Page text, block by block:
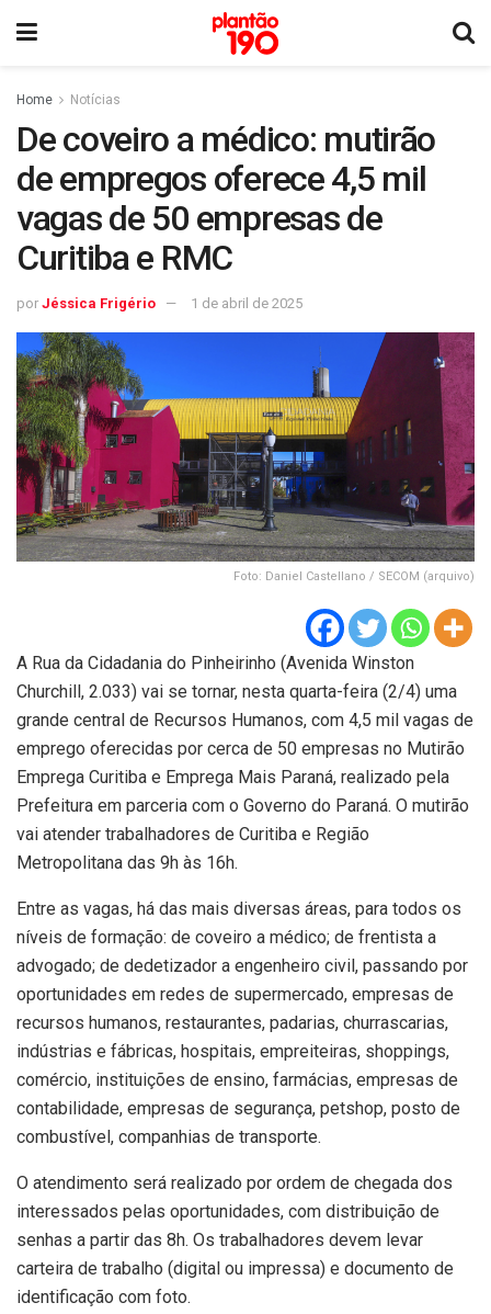
Home Notícias
De coveiro a médico: mutirão
de empregos oferece 4,5 mil
vagas de 50 empresas de
Curitiba e RMC
por Jéssica Frigério 1 de abril de 2025
Foto: Daniel Castellano / SECOM (arquivo)
A Rua da Cidadania do Pinheirinho (Avenida Winston
Churchill, 2.033) vai se tornar, nesta quarta-feira (2/4) uma
grande central de Recursos Humanos, com 4,5 mil vagas de
emprego oferecidas por cerca de 50 empresas no Mutirão
Emprega Curitiba e Emprega Mais Paraná, realizado pela
Prefeitura em parceria com o Governo do Paraná. O mutirão
vai atender trabalhadores de Curitiba e Região
Metropolitana das 9h às 16h.
Entre as vagas, há das mais diversas áreas, para todos os
níveis de formação: de coveiro a médico; de frentista a
advogado; de dedetizador a engenheiro civil, passando por
oportunidades em redes de supermercado, empresas de
recursos humanos, restaurantes, padarias, churrascarias,
indústrias e fábricas, hospitais, empreiteiras, shoppings,
comércio, instituições de ensino, farmácias, empresas de
contabilidade, empresas de segurança, petshop, posto de
combustível, companhias de transporte.
O atendimento será realizado por ordem de chegada dos
interessados pelas oportunidades, com distribuição de
senhas a partir das 8h. Os trabalhadores devem levar
carteira de trabalho (digital ou impressa) e documento de
identificação com foto.